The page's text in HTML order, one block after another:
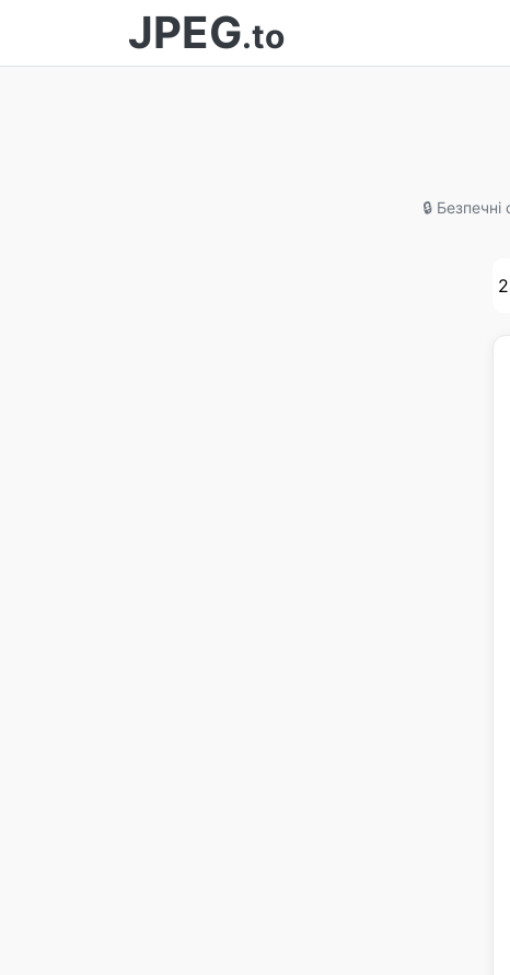
JPEG.to
🔒 Безпечні